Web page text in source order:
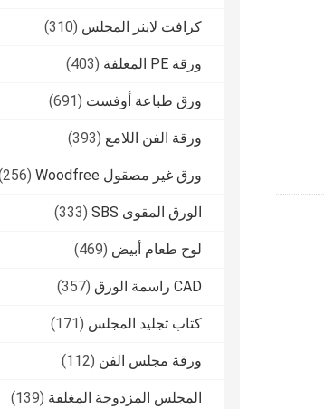
كرافت لاينر المجلس (310)
ورقة PE المغلفة (403)
ورق طباعة أوفست (691)
ورقة الفن اللامع (393)
ورق غير مصقول Woodfree (256)
الورق المقوى SBS (333)
لوح طعام أبيض (469)
CAD راسمة الورق (357)
كتاب تجليد المجلس (171)
ورقة مجلس الفن (112)
المجلس المزدوجة المغلفة (139)